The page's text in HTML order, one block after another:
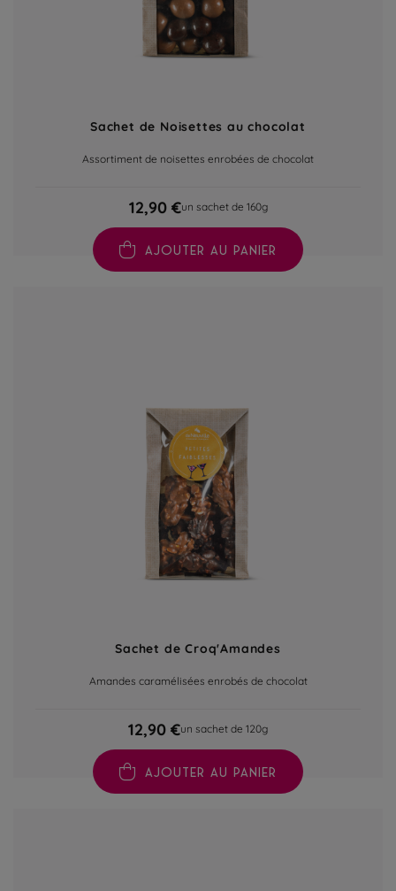
Sachet de Noisettes au chocolat
Assortiment de noisettes enrobées de chocolat
12,90 €un sachet de 160g
AJOUTER AU PANIER
Sachet de Croq'Amandes
Amandes caramélisées enrobés de chocolat
12,90 €un sachet de 120g
AJOUTER AU PANIER